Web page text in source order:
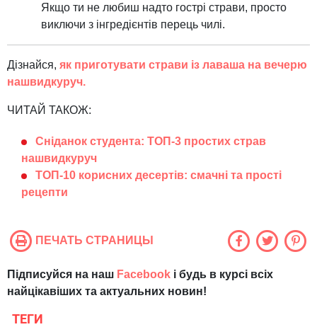
Якщо ти не любиш надто гострі страви, просто
виключи з інгредієнтів перець чилі.
Дізнайся, як приготувати страви із лаваша на вечерю
нашвидкуруч.
ЧИТАЙ ТАКОЖ:
Сніданок студента: ТОП-3 простих страв
нашвидкуруч
ТОП-10 корисних десертів: смачні та прості
рецепти
ПЕЧАТЬ СТРАНИЦЫ
Підписуйся на наш Facebook і будь в курсі всіх
найцікавіших та актуальних новин!
ТЕГИ